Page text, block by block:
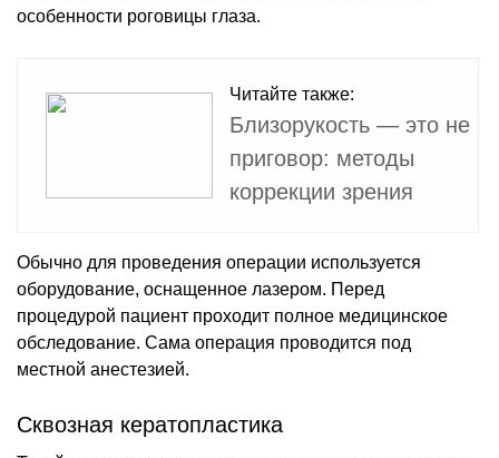
особенности роговицы глаза.
Читайте также:
Близорукость — это не
приговор: методы
коррекции зрения
Обычно для проведения операции используется
оборудование, оснащенное лазером. Перед
процедурой пациент проходит полное медицинское
обследование. Сама операция проводится под
местной анестезией.
Сквозная кератопластика